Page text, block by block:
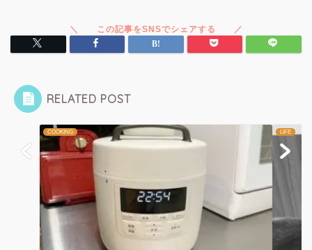
RELATED POST
COOKING LIFE